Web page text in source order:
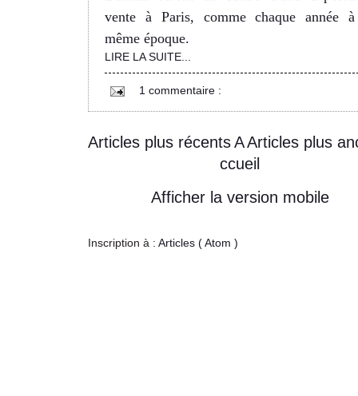
vente à Paris, comme chaque année
même époque.
LIRE LA SUITE...
1 commentaire :
Articles plus récents Articles plus
A
ccueil
Afficher la version mobile
Inscription à : Articles ( Atom )